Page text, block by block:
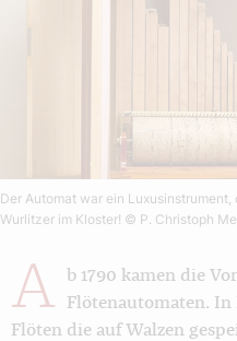
Der Automat war ein
Wurlitzer im Kloster! © P. Christoph
A
b 1790 kamen die
Flötenautomaten. In
Flöten die auf Walzen